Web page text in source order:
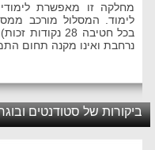
מחלקה זו מאפשרת
לימוד. המסלול מורכב
בכל חטיבה 28
נרחבת ואינו מקנה תחום
ביקורות של סטודנטים